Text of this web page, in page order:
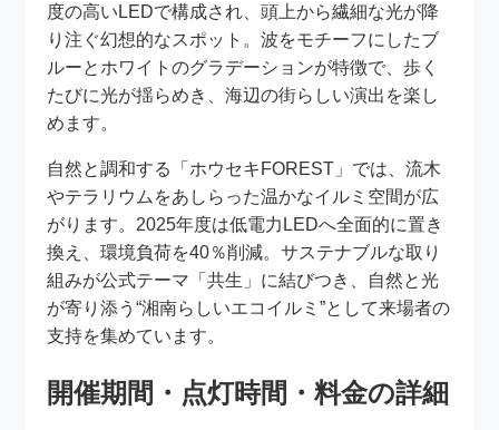
度の高いLEDで構成され、頭上から繊細な光が降
り注ぐ幻想的なスポット。波をモチーフにしたブ
ルーとホワイトのグラデーションが特徴で、歩く
たびに光が揺らめき、海辺の街らしい演出を楽し
めます。
自然と調和する「ホウセキFOREST」では、流木
やテラリウムをあしらった温かなイルミ空間が広
がります。2025年度は低電力LEDへ全面的に置き
換え、環境負荷を40％削減。サステナブルな取り
組みが公式テーマ「共生」に結びつき、自然と光
が寄り添う“湘南らしいエコイルミ”として来場者の
支持を集めています。
開催期間・点灯時間・料金の詳細